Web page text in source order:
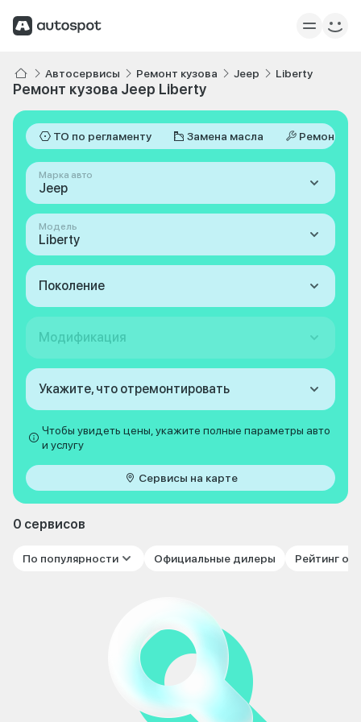
Автосервисы Ремонт кузова Jeep Liberty
Ремонт кузова Jeep Liberty
ТО по регламенту Замена масла Ремонт
Марка авто
Jeep
Модель
Liberty
Поколение
Модификация
Укажите, что отремонтировать
Чтобы увидеть цены, укажите полные параметры авто
и услугу
Сервисы на карте
0 сервисов
По популярности Официальные дилеры Рейтинг